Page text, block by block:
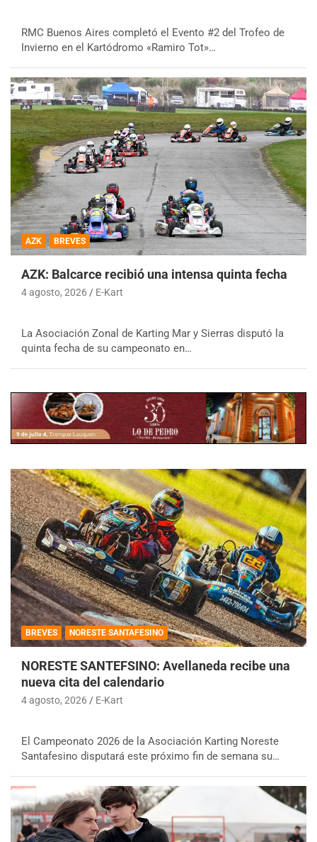
RMC Buenos Aires completó el Evento #2 del Trofeo de
Invierno en el Kartódromo «Ramiro Tot»…
AZK BREVES
AZK: Balcarce recibió una intensa quinta fecha
4 agosto, 2026 E-Kart
La Asociación Zonal de Karting Mar y Sierras disputó la
quinta fecha de su campeonato en…
BREVES NORESTE SANTAFESINO
NORESTE SANTEFSINO: Avellaneda recibe una
nueva cita del calendario
4 agosto, 2026 E-Kart
El Campeonato 2026 de la Asociación Karting Noreste
Santafesino disputará este próximo fin de semana su…